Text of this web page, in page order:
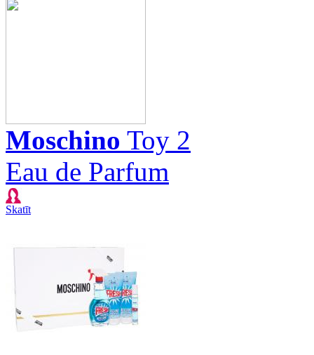
Moschino Toy 2
Eau de Parfum
Skatīt